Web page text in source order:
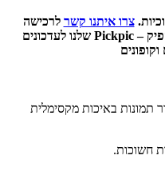
צרו איתנו קשר לרכישה
פיקפיק – Pickpic שלנו לעדכונים
תמונות באיכות מקסימלית
חשוכות.